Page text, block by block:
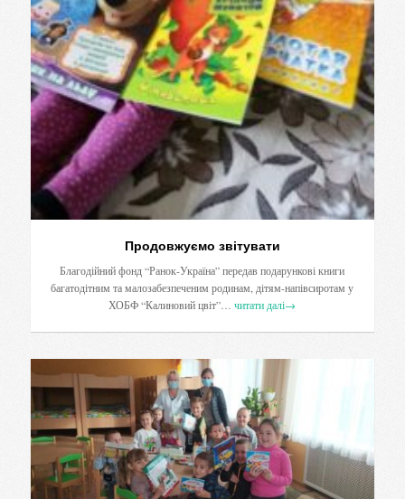
Продовжуємо звітувати
Благодійний фонд “Ранок-Україна” передав подарункові книги
багатодітним та малозабезпеченим родинам, дітям-напівсиротам у
ХОБФ “Калиновий цвіт”…
читати далі→